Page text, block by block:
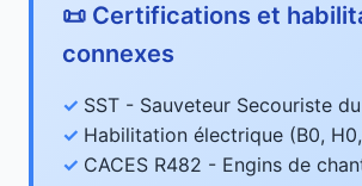
📜 Certifications et
connexes
SST - Sauveteur Secouriste
Habilitation électrique (B0, H0,
CACES R482 - Engins de